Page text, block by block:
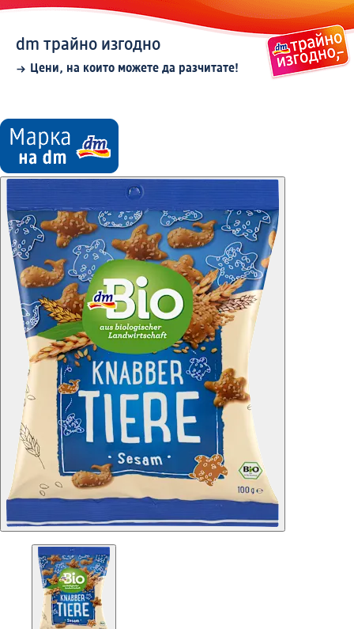
dm трайно изгодно
Цени, на които можете да разчитате!